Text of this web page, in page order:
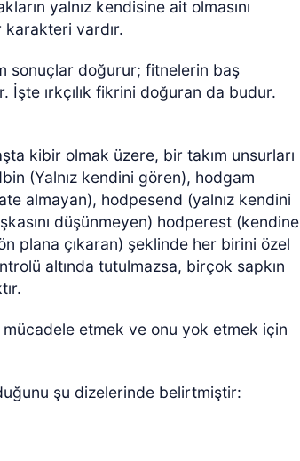
yalnız kendisine ait olmasını
vardır.
sonuçlar doğurur; fitnelerin baş
ırkçılık fikrini doğuran da budur.
kibir olmak üzere, bir takım unsurları
(Yalnız kendini gören), hodgam
almayan), hodpesend (yalnız kendini
düşünmeyen) hodperest (kendine
plana çıkaran) şeklinde her birini özel
altında tutulmazsa, birçok sapkın
mücadele etmek ve onu yok etmek için
şu dizelerinde belirtmiştir: